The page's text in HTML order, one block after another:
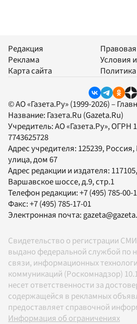
Редакция
Реклама
Карта сайта
Условия
© АО «Газета.Ру» (1999-2026) –
Название: Газета.Ru (Gazeta.Ru)
Учредитель:АО «Газета.Ру», ОГРН
7743625728
Адрес учредителя: 125239,
улица, дом 67
Адрес редакции и издателя: 117105
Варшавское шоссе, д.9, стр.1
Телефон редакции:+7 (495) 785-00-
Факс:+7 (495) 785-17-01
Электронная почта:
Свидетельство о регистрации
выдано федеральной службой по
связи, информационных
коммуникаций (Роскомнадзор)
несет ответственности за
содержащейся в рекламных
предоставляет справочной
Информация об ограничениях